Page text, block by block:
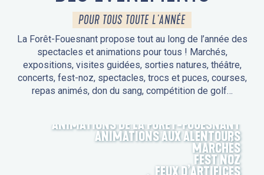
POUR TOUS TOUTE L'ANNÉE
La Forêt-Fouesnant propose tout au long de l’année des
spectacles et animations pour tous ! Marchés,
expositions, visites guidées, sorties natures, théâtre,
concerts, fest-noz, spectacles, trocs et puces, courses,
repas animés, don du sang, compétition de golf…
ANIMATIONS DE LA FORÊT-FOUESNANT
ANIMATIONS AUX ALENTOURS
MARCHÉS
FEST NOZ